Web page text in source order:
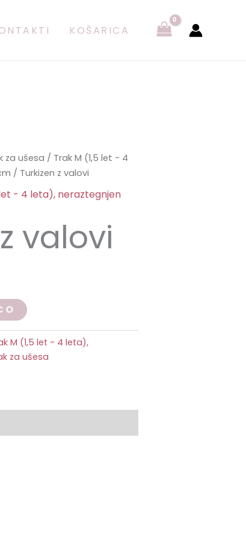
KOŠARICA
za ušesa / Trak M (1,5 let - 4
/ Turkizen z valovi
let - 4 leta), neraztegnjen
valovi
M (1,5 let - 4 leta),
za ušesa